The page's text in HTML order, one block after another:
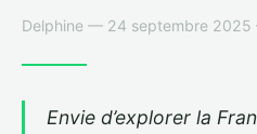
Delphine — 24 septembre
Envie d’explorer la